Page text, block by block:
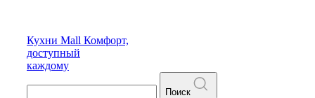
Кухни Mall Комфорт,
доступный
каждому
Поиск